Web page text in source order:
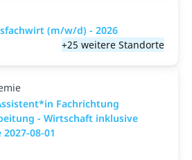
(m/w/d) - 2026
+25 weitere Standorte
Fachrichtung
- Wirtschaft inklusive
08-01